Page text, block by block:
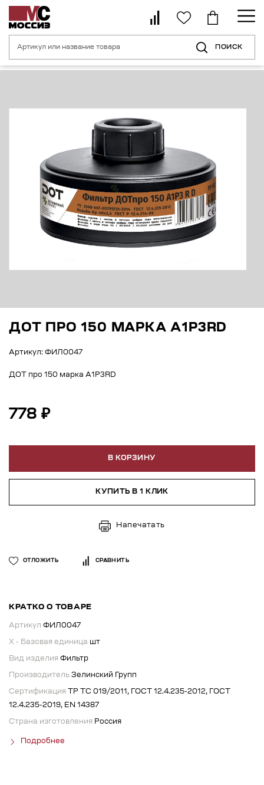
ПОИСК
Главная страница Средства индивидуальной защиты
ДОТ ПРО 150 МАРКА А1Р3RD
Артикул: ФИЛ0047
ДОТ про 150 марка А1Р3RD
778 ₽
В КОРЗИНУ
КУПИТЬ В 1 КЛИК
Напечатать
ОТЛОЖИТЬ СРАВНИТЬ
КРАТКО О ТОВАРЕ
Артикул ФИЛ0047
X - Базовая единица шт
Вид изделия Фильтр
Производитель Зелинский Групп
Сертификация
ТР ТС 019/2011, ГОСТ 12.4.235-2012, ГОСТ
12.4.235-2019, EN 14387
Страна изготовления Россия
Подробнее